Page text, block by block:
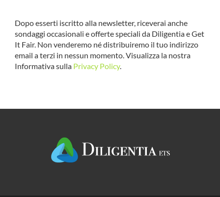
Dopo esserti iscritto alla newsletter, riceverai anche
sondaggi occasionali e offerte speciali da Diligentia e Get
It Fair. Non venderemo né distribuiremo il tuo indirizzo
email a terzi in nessun momento. Visualizza la nostra
Informativa sulla Privacy Policy.